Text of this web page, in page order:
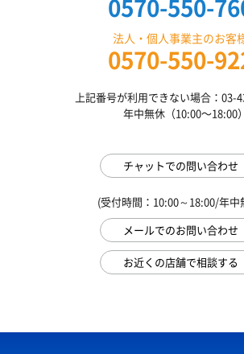
0570-550-
法人・個人事業主のお客
0570-550-
上記番号が利用できない場合：03-
年中無休（10:00〜18:00）
チャットでの問い合わせ
(受付時間：10:00～18:00/年中
メールでのお問い合わせ
お近くの店舗で相談する